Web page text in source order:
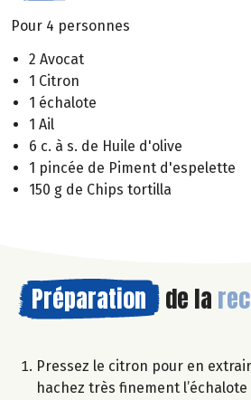
Pour 4 personnes
2 Avocat
1 Citron
1 échalote
1 Ail
6 c. à s. de Huile d'olive
1 pincée de Piment d'espelette
150 g de Chips tortilla
Préparation de la
Pressez le citron pour en
hachez très finement l’échalote